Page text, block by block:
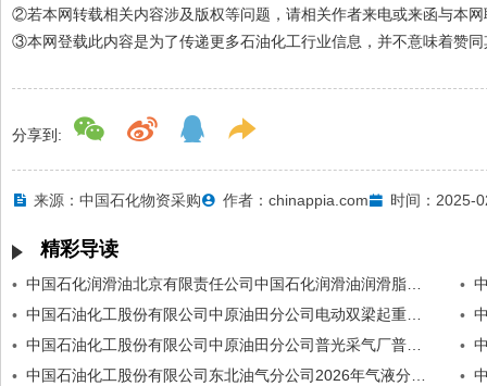
②若本网转载相关内容涉及版权等问题，请相关作者来电或来函与本
③本网登载此内容是为了传递更多石油化工行业信息，并不意味着赞
分享到:
来源：中国石化物资采购 作者：chinappia.com 时间：2025-
精彩导读
•
•
•
•
•
•
•
•